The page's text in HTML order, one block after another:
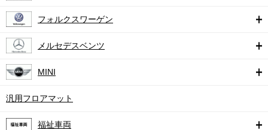
フォルクスワーゲン
メルセデスベンツ
MINI
汎用フロアマット
福祉車両